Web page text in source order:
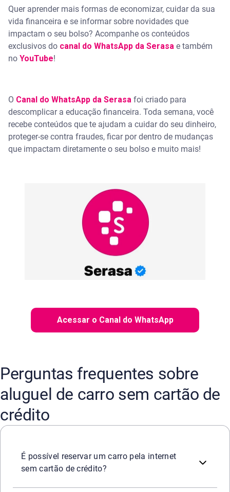
Quer aprender mais formas de economizar, cuidar da sua
vida financeira e se informar sobre novidades que
impactam o seu bolso? Acompanhe os conteúdos
exclusivos do canal do WhatsApp da Serasa e também
no YouTube!
O Canal do WhatsApp da Serasa foi criado para
descomplicar a educação financeira. Toda semana, você
recebe conteúdos que te ajudam a cuidar do seu dinheiro,
proteger-se contra fraudes, ficar por dentro de mudanças
que impactam diretamente o seu bolso e muito mais!
Acessar o Canal do WhatsApp
Perguntas frequentes sobre
aluguel de carro sem cartão de
crédito
É possível reservar um carro pela internet
sem cartão de crédito?